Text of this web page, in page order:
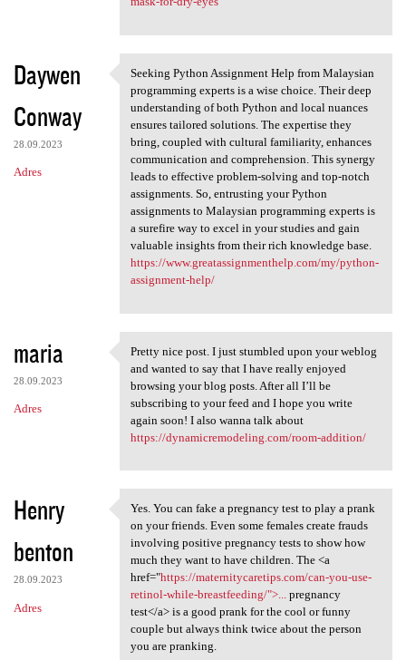
Daywen
Conway
28.09.2023
Adres
Seeking Python Assignment
Seeking Python Assignment Help from Malaysian
programming experts is a wise choice. Their deep
understanding of both Python and local nuances
ensures tailored solutions. The expertise they
bring, coupled with cultural familiarity, enhances
communication and comprehension. This synergy
leads to effective problem-solving and top-notch
assignments. So, entrusting your Python
assignments to Malaysian programming experts is
a surefire way to excel in your studies and gain
valuable insights from their rich knowledge base.
https://www.greatassignmenthelp.com/my/python-
assignment-help/
maria
28.09.2023
Adres
Pretty nice post. I just
Pretty nice post. I just stumbled upon your weblog
and wanted to say that I have really enjoyed
browsing your blog posts. After all I’ll be
subscribing to your feed and I hope you write
again soon! I also wanna talk about
https://dynamicremodeling.com/room-addition/
Henry
benton
28.09.2023
Adres
Yes. You can fake a pregnancy
Yes. You can fake a pregnancy test to play a prank
on your friends. Even some females create frauds
involving positive pregnancy tests to show how
much they want to have children. The <a
href="https://maternitycaretips.com/can-you-use-
retinol-while-breastfeeding/">...pregnancy
test</a> is a good prank for the cool or funny
couple but always think twice about the person
you are pranking.